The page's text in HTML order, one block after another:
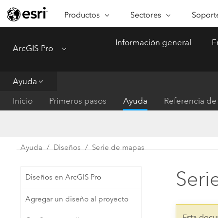
Productos
ARCGIS
Plataforma completa de
Sistema fundamental para SIG y
Sectores
SECTORES
Conservación
Servicios públicos de
Salud y servicios humanos
Gobierno nacional
ArcGIS Pro Menu
Información general
Ayuda
Inicio
Primeros pasos Ayuda Referencia
Ayuda Diseños Serie de mapas
Diseños en ArcGIS Pro
Agregar un diseño al proyecto